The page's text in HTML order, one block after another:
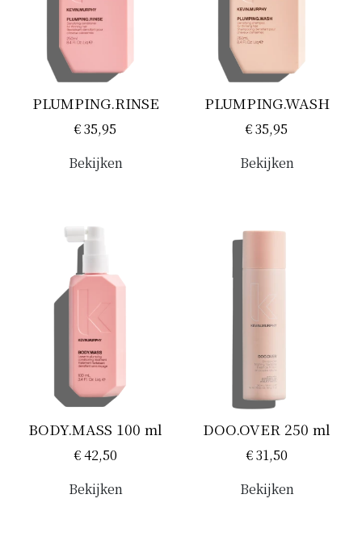
PLUMPING.RINSE
€ 35,95
Bekijken
PLUMPING.WASH
€ 35,95
Bekijken
BODY.MASS 100 ml
€ 42,50
Bekijken
DOO.OVER 250 ml
€ 31,50
Bekijken